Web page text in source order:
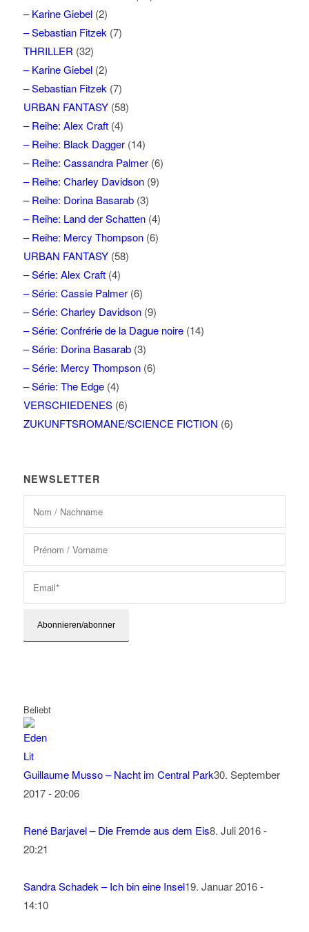
– Karine Giebel(2)
– Sebastian Fitzek (7)
THRILLER (32)
– Karine Giebel(2)
– Sebastian Fitzek (7)
URBAN FANTASY(58)
– Reihe: Alex Craft(4)
– Reihe: Black Dagger(14)
– Reihe: Cassandra Palmer(6)
– Reihe: Charley Davidson(9)
– Reihe: Dorina Basarab(3)
– Reihe: Land der Schatten(4)
– Reihe: Mercy Thompson(6)
URBAN FANTASY(58)
– Série: Alex Craft(4)
– Série: Cassie Palmer(6)
– Série: Charley Davidson(9)
– Série: Confrérie de la Dague noire(14)
– Série: Dorina Basarab(3)
– Série: Mercy Thompson(6)
– Série: The Edge(4)
VERSCHIEDENES(6)
ZUKUNFTSROMANE/SCIENCE FICTION (6)
NEWSLETTER
Beliebt
Guillaume Musso – Nacht im Central Park30. September
2017 - 20:06
René Barjavel – Die Fremde aus dem Eis8. Juli 2016 -
20:21
Sandra Schadek – Ich bin eine Insel19. Januar 2016 -
14:10